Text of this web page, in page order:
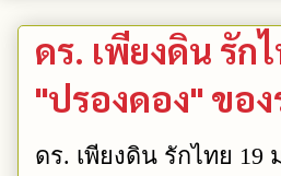
ดร. เพียงดิน รัก
"ปรองดอง" ขอ
ดร. เพียงดิน รักไทย 19